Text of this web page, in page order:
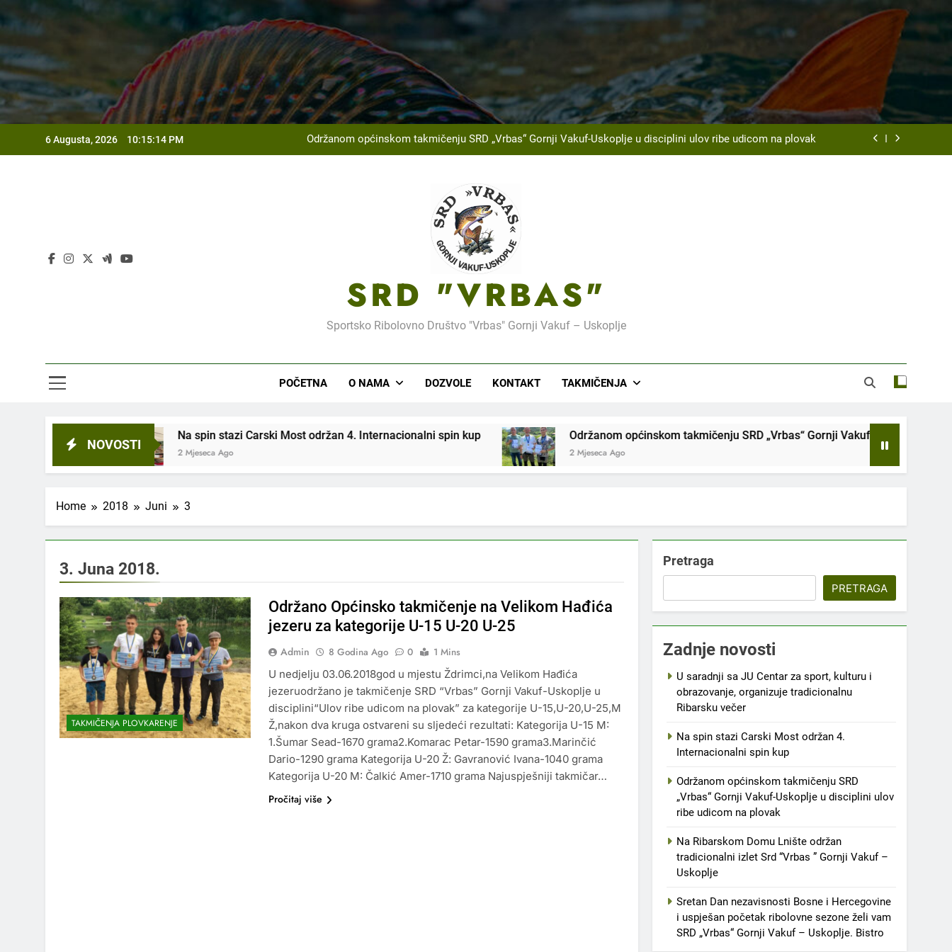
to
6 Augusta, 2026 10:15:15 PM
Na Ribarskom Domu Lnište održan tradicionalni izlet Srd “Vrbas ” Gornji Vakuf – Uskoplje
U saradnji sa JU Centar za sport, kulturu i obrazovanje, organizuje tradicionalnu Ribarsku večer
Na spin stazi Carski Most održan 4. Internacionalni spin kup
Održanom općinskom takmičenju SRD „Vrbas“ Gornji Vakuf-Uskoplje u disciplini ulov ribe udicom na plovak
U saradnji sa JU Centar za sport, kulturu i obrazovanje, organizuje tradicionalnu Ribarsku večer
Održanom općinskom takmičenju SRD „Vrbas“ Gornji Vakuf-Uskoplje u disciplini ulov ribe udicom na plovak
Na Ribarskom Domu Lnište održan tradicionalni izlet Srd “Vrbas ” Gornji Vakuf – Uskoplje
SRD "VRBAS"
Sportsko Ribolovno Društvo "Vrbas" Gornji Vakuf – Uskoplje
POČETNA O NAMA DOZVOLE KONTAKT TAKMIČENJA
NOVOSTI
Na spin stazi Carski Most održan 4. Internacionalni spin kup
2 Mjeseca Ago
Održanom općinskom takmičenju SRD „Vrbas“ Gornji Vakuf-Uskoplje u disciplini
2 Mjeseca Ago
Home 2018 Juni 3
3. Juna 2018.
TAKMIČENJA PLOVKARENJE
Održano Općinsko takmičenje na Velikom Hađića
jezeru za kategorije U-15 U-20 U-25
Admin 8 Godina Ago 0
1 Mins
U nedjelju 03.06.2018god u mjestu Ždrimci,na Velikom Hađića
jezeruodržano je takmičenje SRD “Vrbas” Gornji Vakuf-Uskoplje u
disciplini“Ulov ribe udicom na plovak” za kategorije U-15,U-20,U-25,M
Ž,nakon dva kruga ostvareni su sljedeći rezultati: Kategorija U-15 M:
1.Šumar Sead-1670 grama2.Komarac Petar-1590 grama3.Marinčić
Dario-1290 grama Kategorija U-20 Ž: Gavranović Ivana-1040 grama
Kategorija U-20 M: Čalkić Amer-1710 grama Najuspješniji takmičar…
Pročitaj više
Pretraga
PRETRAGA
Zadnje novosti
U saradnji sa JU Centar za sport, kulturu i
obrazovanje, organizuje tradicionalnu
Ribarsku večer
Na spin stazi Carski Most održan 4.
Internacionalni spin kup
Održanom općinskom takmičenju SRD
„Vrbas“ Gornji Vakuf-Uskoplje u disciplini ulov
ribe udicom na plovak
Na Ribarskom Domu Lnište održan
tradicionalni izlet Srd “Vrbas ” Gornji Vakuf –
Uskoplje
Sretan Dan nezavisnosti Bosne i Hercegovine
i uspješan početak ribolovne sezone želi vam
SRD „Vrbas“ Gornji Vakuf – Uskoplje. Bistro